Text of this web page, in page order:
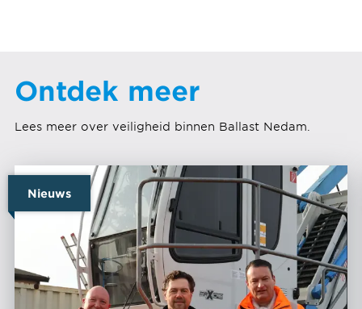
Ontdek meer
Lees meer over veiligheid binnen Ballast Nedam.
Nieuws